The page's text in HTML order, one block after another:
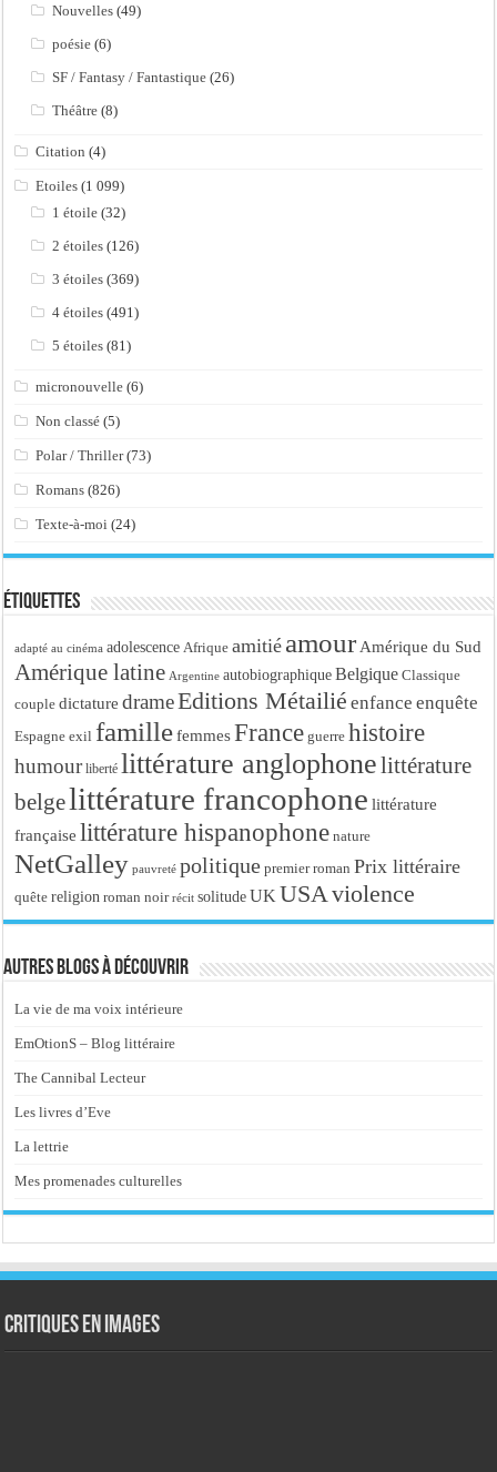
Nouvelles (49)
poésie (6)
SF / Fantasy / Fantastique (26)
Théâtre (8)
Citation (4)
Etoiles (1 099)
1 étoile (32)
2 étoiles (126)
3 étoiles (369)
4 étoiles (491)
5 étoiles (81)
micronouvelle (6)
Non classé (5)
Polar / Thriller(73)
Romans (826)
Texte-à-moi (24)
Étiquettes
adapté au cinéma adolescence Afrique amitié amour Amérique du Sud
Amérique latine Argentine autobiographique Belgique Classique
couple dictature drameEditions Métailié enfance enquête
Espagne exil famille femmes France guerre histoire
humour liberté littérature anglophonelittérature
belgelittérature francophone littérature
française littérature hispanophone nature
NetGalley pauvreté politique premier roman Prix littéraire
quête religion roman noir récit solitude UK USAviolence
Autres blogs à découvrir
La vie de ma voix intérieure
EmOtionS – Blog littéraire
The Cannibal Lecteur
Les livres d’Eve
La lettrie
Mes promenades culturelles
Critiques en images